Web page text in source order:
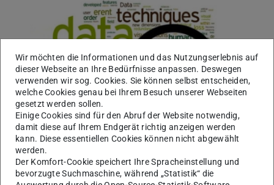
Im Rahmen des Mixed Methods Digital Oral History
Workshops veranstalten Dr. Marco Humbel und Dr. Jiajie
Zhang einen kostenlosen Workshop zum Thema tf-idf
Wir möchten die Informationen und das Nutzungserlebnis auf
dieser Webseite an Ihre Bedürfnisse anpassen. Deswegen
verwenden wir sog. Cookies. Sie können selbst entscheiden,
welche Cookies genau bei Ihrem Besuch unserer Webseiten
gesetzt werden sollen.
Einige Cookies sind für den Abruf der Website notwendig,
damit diese auf Ihrem Endgerät richtig anzeigen werden
kann. Diese essentiellen Cookies können nicht abgewählt
werden.
Der Komfort-Cookie speichert Ihre Spracheinstellung und
bevorzugte Suchmaschine, während „Statistik“ die